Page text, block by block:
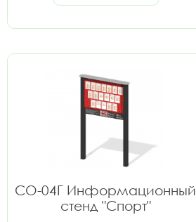
СО-04Г Информационный
стенд "Спорт"